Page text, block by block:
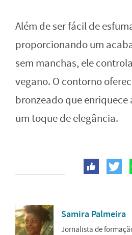
Além de ser fácil de
proporcionando um
sem manchas, ele
vegano. O contorno
bronzeado que
um toque de elegância.
Samira Palmeira
Jornalista de